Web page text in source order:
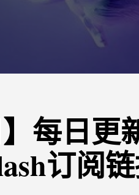
】每日
订阅